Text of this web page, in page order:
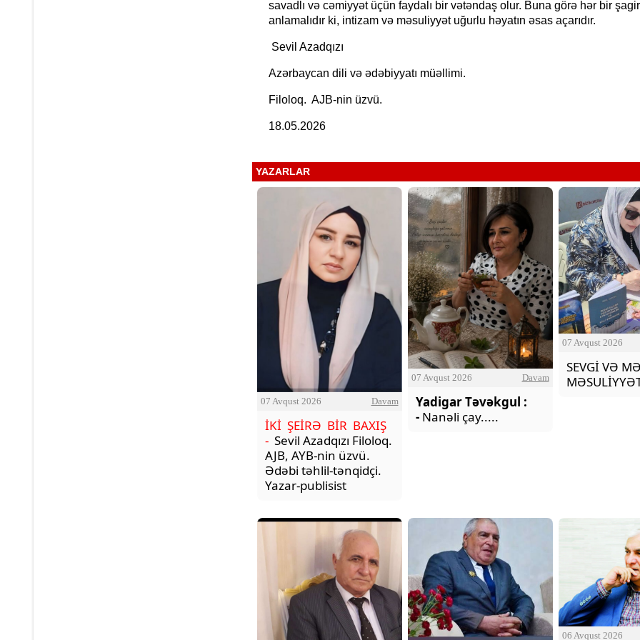
savadlı və cəmiyyət üçün faydalı bir vətəndaş olur. Buna görə hər bir
anlamalıdır ki, intizam və məsuliyyət uğurlu həyatın əsas açarıdır.
Sevil Azadqızı
Azərbaycan dili və ədəbiyyatı müəllimi.
Filoloq. AJB-nin üzvü.
18.05.2026
YAZARLAR
07 Avqust 2026 Davam
İKİ ŞEİRƏ BİR BAXIŞ
- Sevil Azadqızı Filoloq.
AJB, AYB-nin üzvü.
Ədəbi təhlil-tənqidçi.
Yazar-publisist
07 Avqust 2026 Davam
Yadigar Təvəkgul :
- Nanəli çay.....
07 Avqust 2026
SEVGİ VƏ
06 Avqust 2026